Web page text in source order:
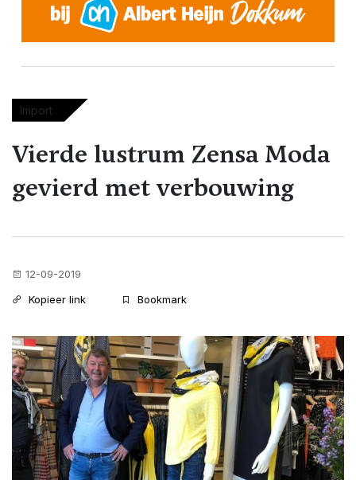
Import
Vierde lustrum Zensa Moda
gevierd met verbouwing
12-09-2019
Kopieer link
Bookmark